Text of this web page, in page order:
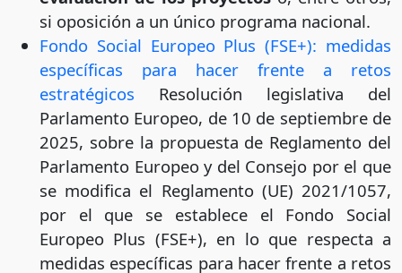
si oposición a un único programa nacional.
Fondo Social Europeo Plus (FSE+): medidas
específicas para hacer frente a retos
estratégicos Resolución legislativa del
Parlamento Europeo, de 10 de septiembre de
2025, sobre la propuesta de Reglamento del
Parlamento Europeo y del Consejo por el que
se modifica el Reglamento (UE) 2021/1057,
por el que se establece el Fondo Social
Europeo Plus (FSE+), en lo que respecta a
medidas específicas para hacer frente a retos